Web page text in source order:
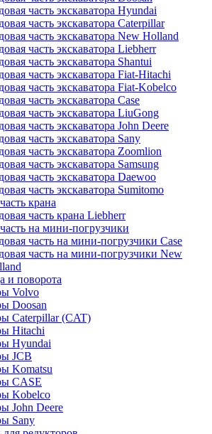
часть экскаватора Hyundai
часть экскаватора Caterpillar
часть экскаватора New Holland
часть экскаватора Liebherr
часть экскаватора Shantui
часть экскаватора Fiat-Hitachi
часть экскаватора Fiat-Kobelco
часть экскаватора Case
часть экскаватора LiuGong
часть экскаватора John Deere
часть экскаватора Sany
часть экскаватора Zoomlion
часть экскаватора Samsung
часть экскаватора Daewoo
часть экскаватора Sumitomo
крана
часть крана Liebherr
на мини-погрузчики
часть на мини-погрузчики Case
часть на мини-погрузчики New
и поворота
Volvo
Doosan
Caterpillar (CAT)
Hitachi
Hyundai
JCB
Komatsu
CASE
Kobelco
John Deere
Sany